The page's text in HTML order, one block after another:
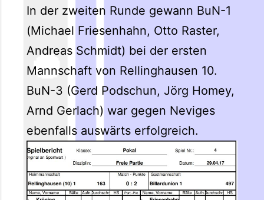
In der zweiten Runde gewann BuN-1
(Michael Friesenhahn, Otto Raster,
Andreas Schmidt) bei der ersten
Mannschaft von Rellinghausen 10.
BuN-3 (Gerd Podschun, Jörg Homey,
Arnd Gerlach) war gegen Neviges
ebenfalls auswärts erfolgreich.